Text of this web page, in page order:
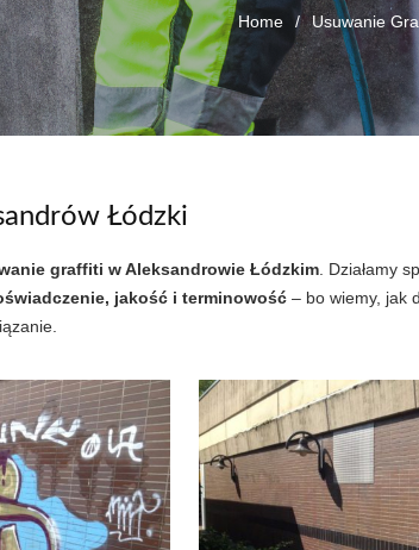
Home / Usuwanie
Łódzki
graffiti w Aleksandrowie Łódzkim . Działamy
jakość i terminowość – bo wiemy, jak